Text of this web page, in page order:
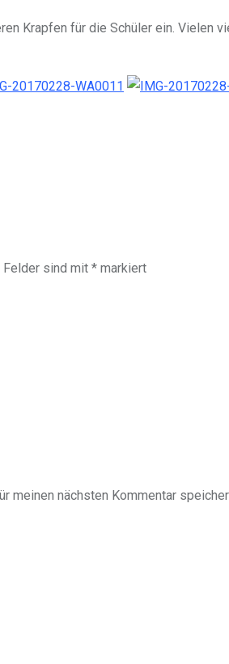
Krapfen für die Schüler ein. Vielen
Felder sind mit * markiert
meinen nächsten Kommentar